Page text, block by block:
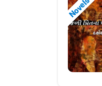
Novels